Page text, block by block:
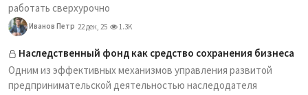
работать сверхурочно
Иванов Петр 22 дек, 25 1.3K
Наследственный фонд как средство сохранения бизнеса
Одним из эффективных механизмов управления развитой
предпринимательской деятельностью наследодателя